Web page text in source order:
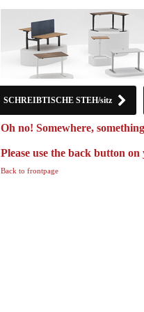
SCHREIBTISCHE STEH/sitz
Oh no! Somewhere,
Please use the back button
Back to frontpage